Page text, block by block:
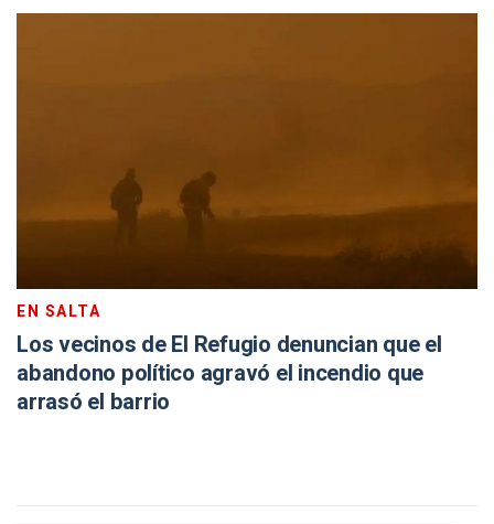
EN SALTA
Los vecinos de El Refugio denuncian que el
abandono político agravó el incendio que
arrasó el barrio